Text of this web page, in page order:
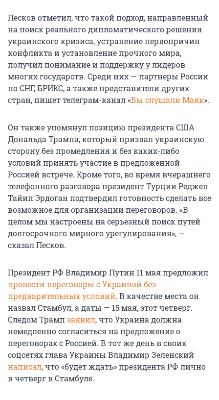
Песков отметил, что такой подход, направленный
на поиск реального дипломатического решения
украинского кризиса, устранение первопричин
конфликта и установление прочного мира,
получил понимание и поддержку у лидеров
многих государств. Среди них — партнеры России
по СНГ, БРИКС, а также представители других
стран, пишет телеграм-канал «Вы слушали Маяк».
Он также упомянул позицию президента США
Дональда Трампа, который призвал украинскую
сторону без промедления и без каких-либо
условий принять участие в предложенной
Россией встрече. Кроме того, во время вчерашнего
телефонного разговора президент Турции Реджеп
Тайип Эрдоган подтвердил готовность сделать все
возможное для организации переговоров. «В
целом мы настроены на серьезный поиск путей
долгосрочного мирного урегулирования», —
сказал Песков.
Президент РФ Владимир Путин 11 мая предложил
провести переговоры с Украиной без
предварительных условий. В качестве места он
назвал Стамбул, а даты — 15 мая, этот четверг.
Следом Трампзаявил, что Украина должна
немедленно согласиться на предложение о
переговорах с Россией. В тот же день в своих
соцсетях глава Украины Владимир Зеленский
написал, что «будет ждать» президента РФ лично
в четверг в Стамбуле.